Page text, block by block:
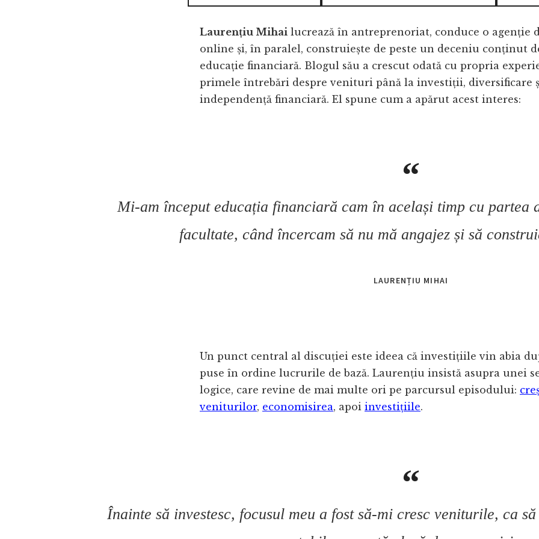
Laurențiu Mihai lucrează în antreprenoriat, conduce o agenție
online și, în paralel, construiește de peste un deceniu conținut
educație financiară. Blogul său a crescut odată cu propria
primele întrebări despre venituri până la investiții, diversificare
independență financiară. El spune cum a apărut acest interes:
Mi-am început educația financiară cam în același timp cu partea
facultate, când încercam să nu mă angajez și să
LAURENȚIU MIHAI
Un punct central al discuției este ideea că investițiile vin abia
puse în ordine lucrurile de bază. Laurențiu insistă asupra unei
logice, care revine de mai multe ori pe parcursul episodului:
veniturilor, economisirea, apoi investițiile.
Înainte să investesc, focusul meu a fost să-mi cresc veniturile, ca